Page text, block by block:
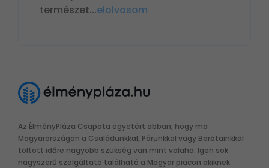
természet...elolvasom
Az ÉlményPláza Csapata egyetért abban, hogy ma
Magyarországon a Családunkkal, Párunkkal vagy Barátainkkal
töltött időre nagyobb szükség van mint valaha. Igen sok
nagyszerű szolgáltató található a Magyar piacon akiknek